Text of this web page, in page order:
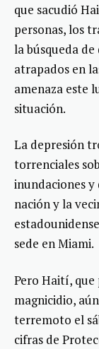
que sacudió
personas, los
la búsqueda
atrapados en
amenaza este
situación.
La depresión
torrenciales
inundaciones
nación y la
sede en Miami.
Pero Haití,
magnicidio,
terremoto el
cifras de